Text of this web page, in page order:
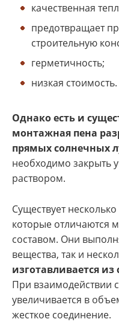
качественная
предотвращает
строительную
герметичность;
низкая стоимость.
Однако есть и
монтажная пена
прямых солнечных
необходимо закрыть
раствором.
Существует
которые отличаются
составом. Они
вещества, так и
изготавливается
При взаимодействии
увеличивается в
жесткое соединение.